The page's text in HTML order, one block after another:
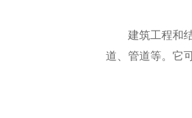
建筑工程和结
道、管道等。它